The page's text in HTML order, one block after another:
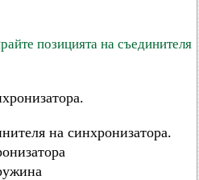
позицията на съединителя
на синхронизатора.